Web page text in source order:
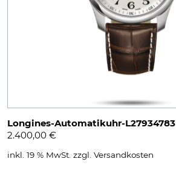
Longines-Automatikuhr-L27934783
2.400,00 €
inkl. 19 % MwSt. zzgl. Versandkosten